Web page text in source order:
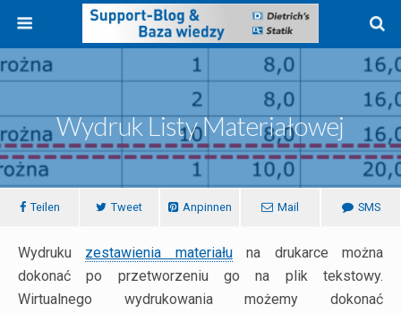
Wydruk Listy Materiałowej
Teilen Tweet Anpinnen Mail SMS
Wydruku zestawienia materiałuna drukarce można
dokonać po przetworzeniu go na plik tekstowy.
Wirtualnego wydrukowania możemy dokonać